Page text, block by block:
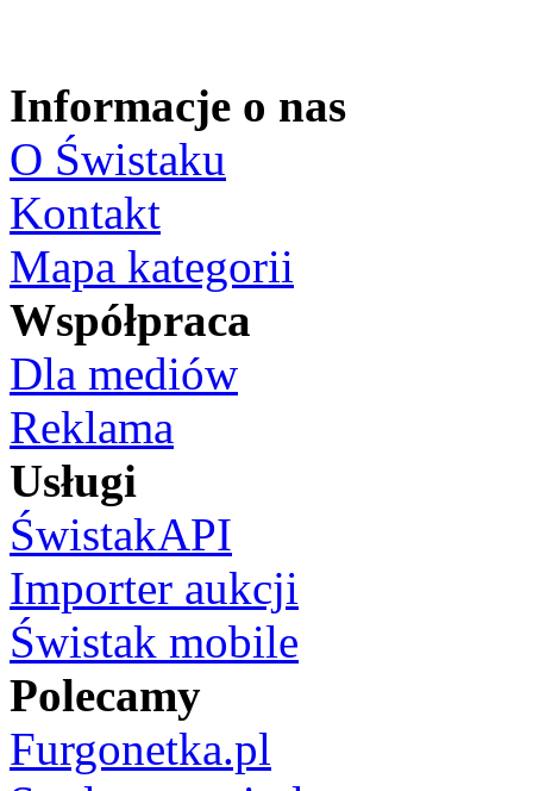
Informacje o nas
O Świstaku
Kontakt
Mapa kategorii
Współpraca
Dla mediów
Reklama
Usługi
ŚwistakAPI
Importer aukcji
Świstak mobile
Polecamy
Furgonetka.pl